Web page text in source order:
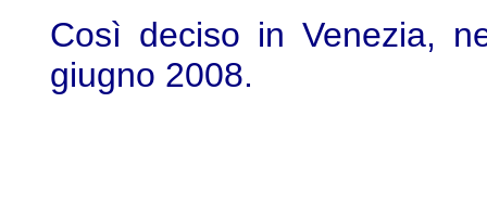
Così deciso in Venezia,
giugno 2008.